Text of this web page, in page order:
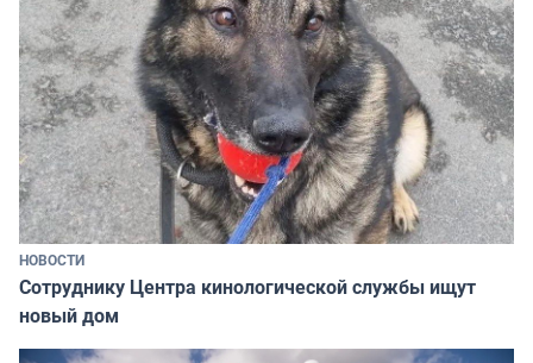
НОВОСТИ
Сотруднику Центра кинологической службы ищут
новый дом